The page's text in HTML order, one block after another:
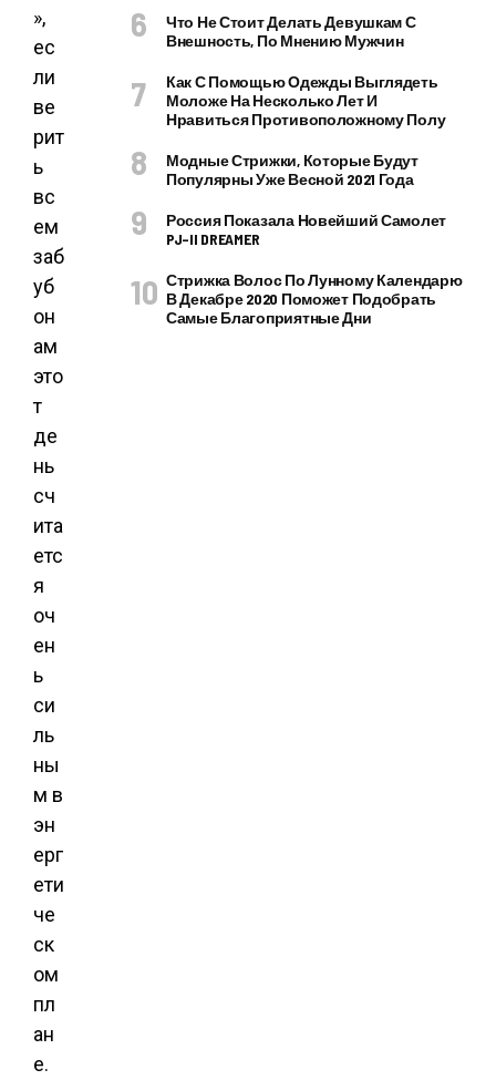
»,
ес
ли
ве
рит
ь
вс
ем
заб
уб
он
ам
это
т
де
нь
сч
ита
етс
я
оч
ен
ь
си
ль
ны
м в
эн
ерг
ети
че
ск
ом
пл
ан
е.
Что Не Стоит Делать Девушкам С
Внешность, По Мнению Мужчин
Как С Помощью Одежды Выглядеть
Моложе На Несколько Лет И
Нравиться Противоположному Полу
Модные Стрижки, Которые Будут
Популярны Уже Весной 2021 Года
Россия Показала Новейший Самолет
PJ–II DREAMER
Стрижка Волос По Лунному Календарю
В Декабре 2020 Поможет Подобрать
Самые Благоприятные Дни